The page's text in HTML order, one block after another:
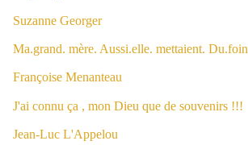
Suzanne Georger
Ma.grand. mère. Aussi.elle. mettaient. Du.foin
Françoise Menanteau
J'ai connu ça , mon Dieu que de souvenirs !!!
Jean-Luc L'Appelou